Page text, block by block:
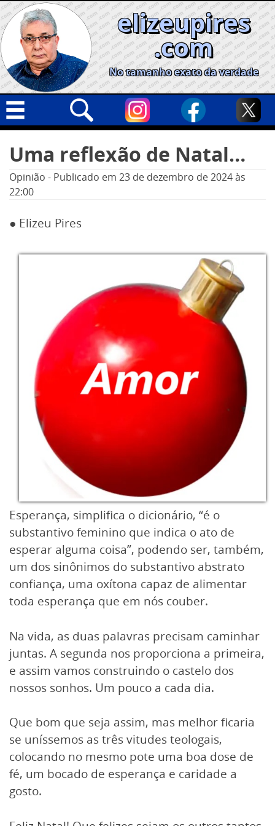
Skip
to
content
elizeupires
.com
No tamanho exato da verdade
Geral
Cidades
Nacional
por:
Uma reflexão de Natal…
Opinião - Publicado em 23 de dezembro de 2024às
22:00
● Elizeu Pires
Esperança, simplifica o dicionário, “é o
substantivo feminino que indica o ato de
esperar alguma coisa”, podendo ser, também,
um dos sinônimos do substantivo abstrato
confiança, uma oxítona capaz de alimentar
toda esperança que em nós couber.
Na vida, as duas palavras precisam caminhar
juntas. A segunda nos proporciona a primeira,
e assim vamos construindo o castelo dos
nossos sonhos. Um pouco a cada dia.
Que bom que seja assim, mas melhor ficaria
se uníssemos as três vitudes teologais,
colocando no mesmo pote uma boa dose de
fé, um bocado de esperança e caridade a
gosto.